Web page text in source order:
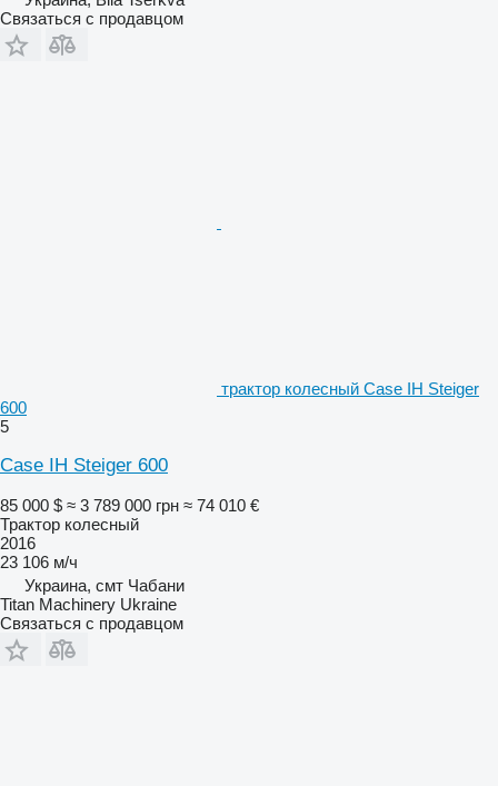
Связаться с продавцом
трактор колесный Case IH Steiger
600
5
Case IH Steiger 600
85 000 $ ≈ 3 789 000 грн ≈ 74 010 €
Трактор колесный
2016
23 106 м/ч
Украина, смт Чабани
Titan Machinery Ukraine
Связаться с продавцом